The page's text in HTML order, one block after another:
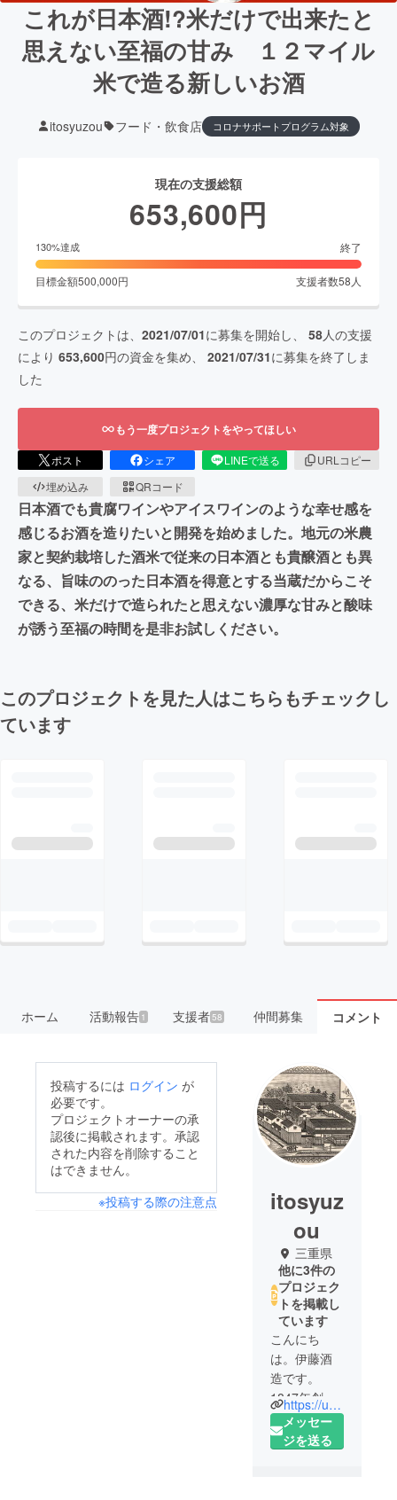
これが日本酒!?米だけで出来たと
思えない至福の甘み １２マイル
米で造る新しいお酒
itosyuzou フード・飲食店 コロナサポートプログラム対象
現在の支援総額
653,600円
130%達成 終了
目標金額500,000円 支援者数58 人
このプロジェクトは、 2021/07/01に募集を開始し、 58人の支援
により 653,600円の資金を集め、 2021/07/31に募集を終了しま
した
もう一度プロジェクトをやってほしい
ポスト シェア LINEで送る
URLコピー
埋め込み
QRコード
日本酒でも貴腐ワインやアイスワインのような幸せ感を
感じるお酒を造りたいと開発を始めました。地元の米農
家と契約栽培した酒米で従来の日本酒とも貴醸酒とも異
なる、旨味ののった日本酒を得意とする当蔵だからこそ
できる、米だけで造られたと思えない濃厚な甘みと酸味
が誘う至福の時間を是非お試しください。
このプロジェクトを見た人はこちらもチェックし
ています
ホーム 活動報告1 支援者58 仲間募集 コメント
投稿するには ログイン が
必要です。
プロジェクトオーナーの承
認後に掲載されます。承認
された内容を削除すること
はできません。
※投稿する際の注意点
itosyuz
ou
三重県
他に3件の
プロジェク
トを掲載し
ています
こんにち
は。伊藤酒
造です。
1847年創
業。三重県
四日市市
https://uzume-sake.com/
メッセー
ジを送る